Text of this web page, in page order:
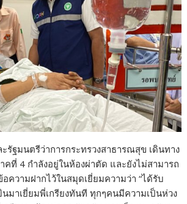
รัฐมนตรีว่าการกระทรวงสาธารณสุข เดินทาง
ที่ 4 กำลังอยู่ในห้องผ่าตัด และยังไม่สามารถ
อความฝากไว้ในสมุดเยี่ยมความว่า “ได้รับ
มาเยี่ยมพี่เกรียงทันที ทุกๆคนมีความเป็นห่วง